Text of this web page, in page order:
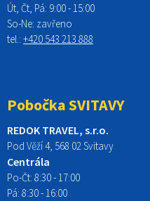
Út, Čt, Pá: 9:00 - 15:00
So-Ne: zavřeno
tel.: +420 543 213 888
Pobočka SVITAVY
REDOK TRAVEL, s.r.o.
Pod Věží 4, 568 02 Svitavy
Centrála
Po-Čt: 8:30 - 17:00
Pá: 8:30 - 16:00